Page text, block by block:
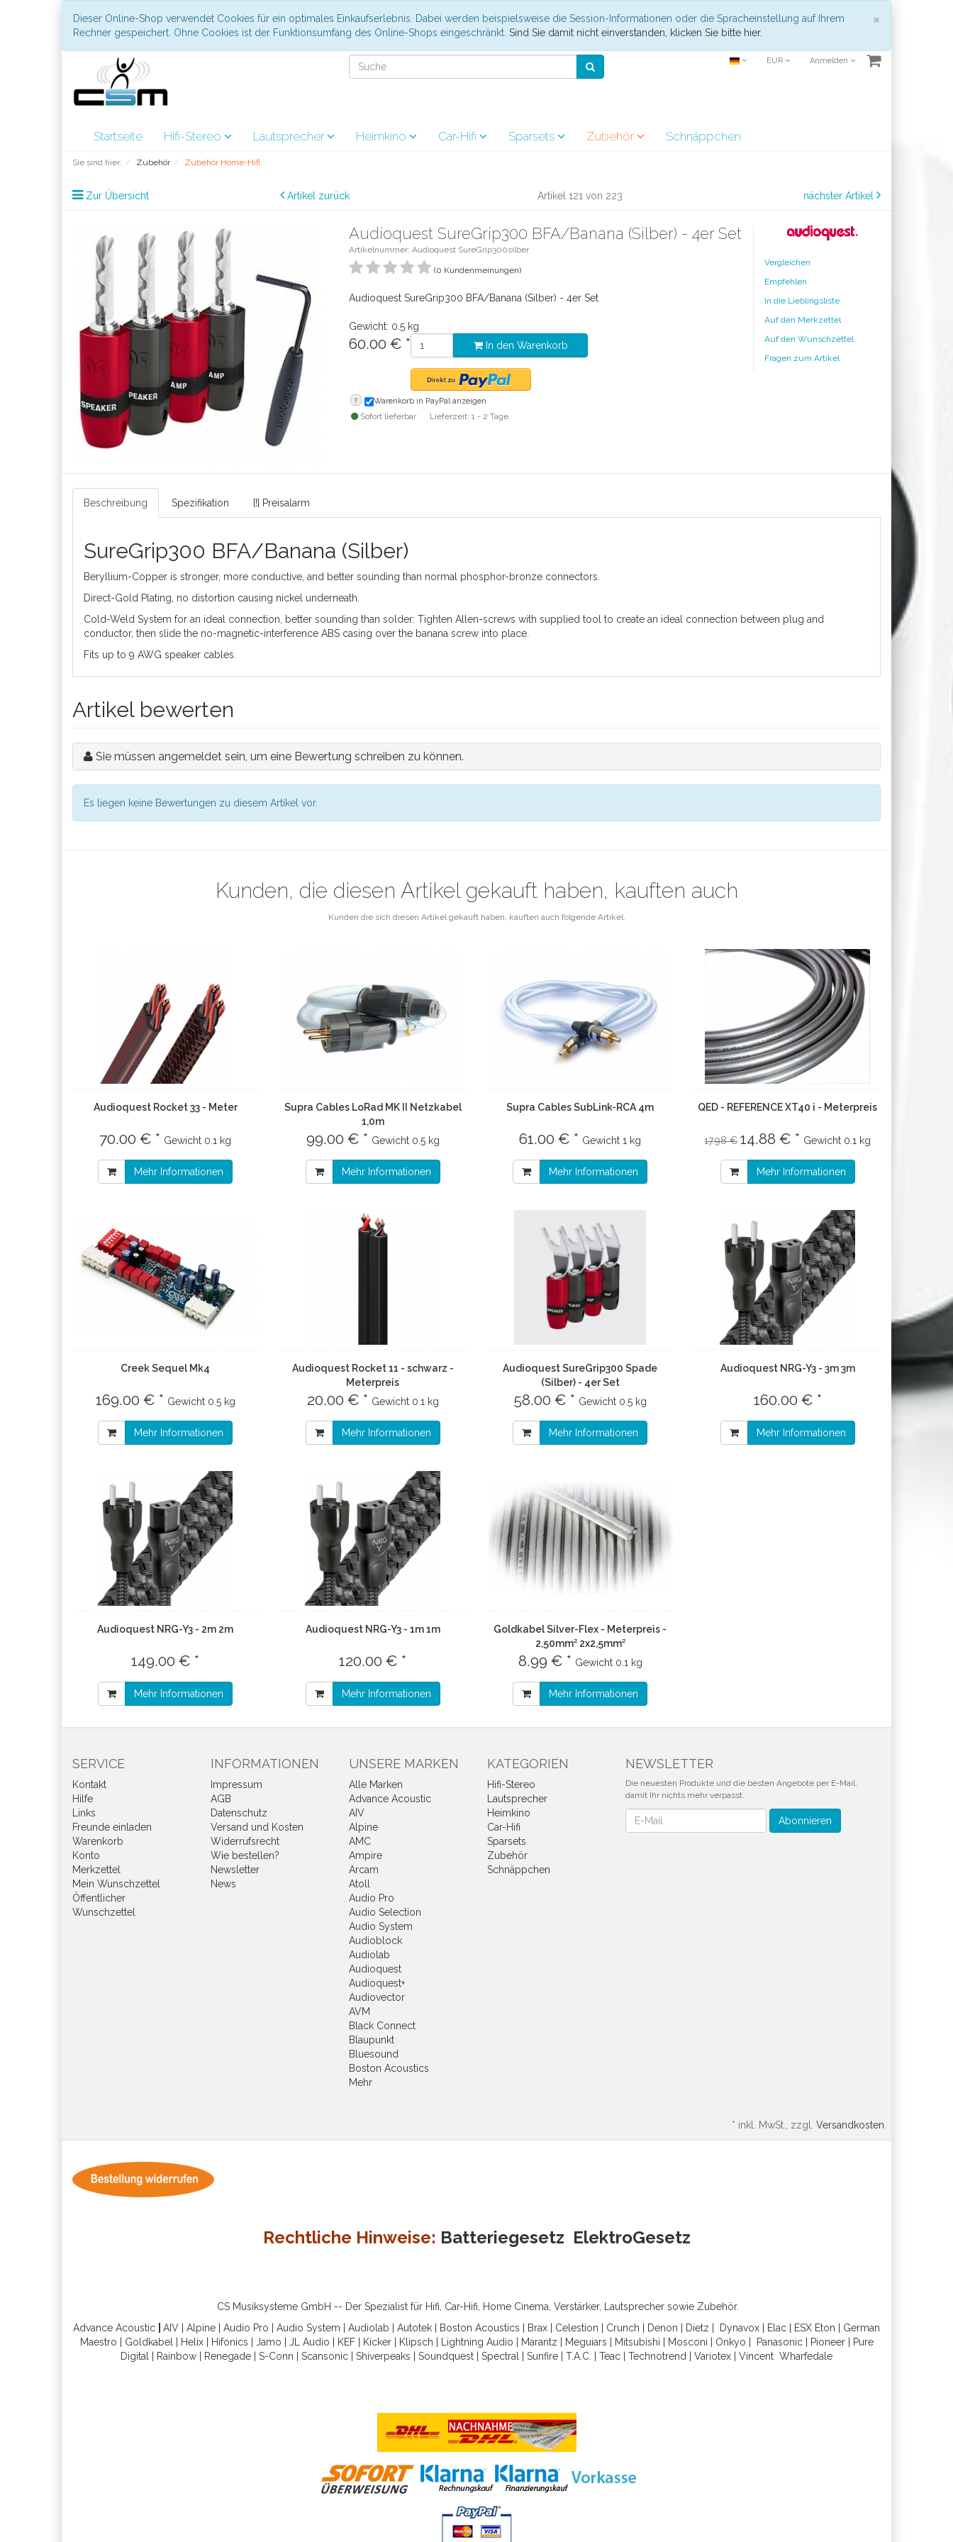
×
Dieser Online-Shop verwendet Cookies für ein optimales Einkaufserlebnis. Dabei werden beispielsweise die Session-Informationen oder die Spracheinstellung auf Ihrem
Rechner gespeichert. Ohne Cookies ist der Funktionsumfang des Online-Shops eingeschränkt. Sind Sie damit nicht einverstanden, klicken Sie bitte hier.
EUR Anmelden
Startseite Hifi-Stereo Lautsprecher Heimkino Car-Hifi Sparsets Zubehör Schnäppchen
Sie sind hier: Zubehör Zubehör Home-Hifi
Zur Übersicht Artikel zurück Artikel 121 von 223 nächster Artikel
Audioquest SureGrip300 BFA/Banana (Silber) - 4er Set
Artikelnummer: Audioquest SureGrip300silber
(0 Kundenmeinungen)
Audioquest SureGrip300 BFA/Banana (Silber) - 4er Set
Gewicht: 0.5 kg
60.00 € * In den Warenkorb
? Warenkorb in PayPal anzeigen
Sofort lieferbar Lieferzeit: 1 - 2 Tage
Vergleichen
Empfehlen
In die Lieblingsliste
Auf den Merkzettel
Auf den Wunschzettel
Fragen zum Artikel
Beschreibung Spezifikation [!] Preisalarm
SureGrip300 BFA/Banana (Silber)
Beryllium-Copper is stronger, more conductive, and better sounding than normal phosphor-bronze connectors.
Direct-Gold Plating, no distortion causing nickel underneath.
Cold-Weld System for an ideal connection, better sounding than solder: Tighten Allen-screws with supplied tool to create an ideal connection between plug and
conductor, then slide the no-magnetic-interference ABS casing over the banana screw into place.
Fits up to 9 AWG speaker cables.
Artikel bewerten
Sie müssen angemeldet sein, um eine Bewertung schreiben zu können.
Es liegen keine Bewertungen zu diesem Artikel vor.
Kunden, die diesen Artikel gekauft haben, kauften auch
Kunden die sich diesen Artikel gekauft haben, kauften auch folgende Artikel.
Audioquest Rocket 33 - Meter
70.00 € * Gewicht 0.1 kg
Mehr Informationen
Supra Cables LoRad MK II Netzkabel
1,0m
99.00 € * Gewicht 0.5 kg
Mehr Informationen
Supra Cables SubLink-RCA 4m
61.00 € * Gewicht 1 kg
Mehr Informationen
QED - REFERENCE XT40 i - Meterpreis
17.98 € 14.88 € * Gewicht 0.1 kg
Mehr Informationen
Creek Sequel Mk4
169.00 € * Gewicht 0.5 kg
Mehr Informationen
Audioquest Rocket 11 - schwarz -
Meterpreis
20.00 € * Gewicht 0.1 kg
Mehr Informationen
Audioquest SureGrip300 Spade
(Silber) - 4er Set
58.00 € * Gewicht 0.5 kg
Mehr Informationen
Audioquest NRG-Y3 - 3m 3m
160.00 € *
Mehr Informationen
Audioquest NRG-Y3 - 2m 2m
149.00 € *
Mehr Informationen
Audioquest NRG-Y3 - 1m 1m
120.00 € *
Mehr Informationen
Goldkabel Silver-Flex - Meterpreis -
2,50mm² 2x2,5mm²
8.99 € * Gewicht 0.1 kg
Mehr Informationen
SERVICE
Kontakt
Hilfe
Links
Freunde einladen
Warenkorb
Konto
Merkzettel
Mein Wunschzettel
Öffentlicher
Wunschzettel
INFORMATIONEN
Impressum
AGB
Datenschutz
Versand und Kosten
Widerrufsrecht
Wie bestellen?
Newsletter
News
UNSERE MARKEN
Alle Marken
Advance Acoustic
AIV
Alpine
AMC
Ampire
Arcam
Atoll
Audio Pro
Audio Selection
Audio System
Audioblock
Audiolab
Audioquest
Audioquest+
Audiovector
AVM
Black Connect
Blaupunkt
Bluesound
Boston Acoustics
Mehr
KATEGORIEN
Hifi-Stereo
Lautsprecher
Heimkino
Car-Hifi
Sparsets
Zubehör
Schnäppchen
NEWSLETTER
Die neuesten Produkte und die besten Angebote per E-Mail,
damit Ihr nichts mehr verpasst.
Newsletter Abonnieren
* inkl. MwSt., zzgl. Versandkosten
Rechtliche Hinweise: Batteriegesetz ElektroGesetz
CS Musiksysteme GmbH -- Der Spezialist für Hifi, Car-Hifi, Home Cinema, Verstärker, Lautsprecher sowie Zubehör.
Advance Acoustic
AIV Alpine Audio Pro Audio System Audiolab Autotek Boston Acoustics Brax Celestion Crunch Denon Dietz Dynavox Elac ESX Eton
German
Maestro
Goldkabel Helix| Hifonics Jamo JL Audio KEF| Kicker| Klipsch Lightning Audio Marantz Meguiars Mitsubishi Mosconi Onkyo Panasonic| Pioneer|
Pure
Digital
Rainbow Renegade S-Conn Scansonic Shiverpeaks Soundquest Spectral Sunfire T.A.C. Teac Technotrend Variotex Vincent Wharfedal e